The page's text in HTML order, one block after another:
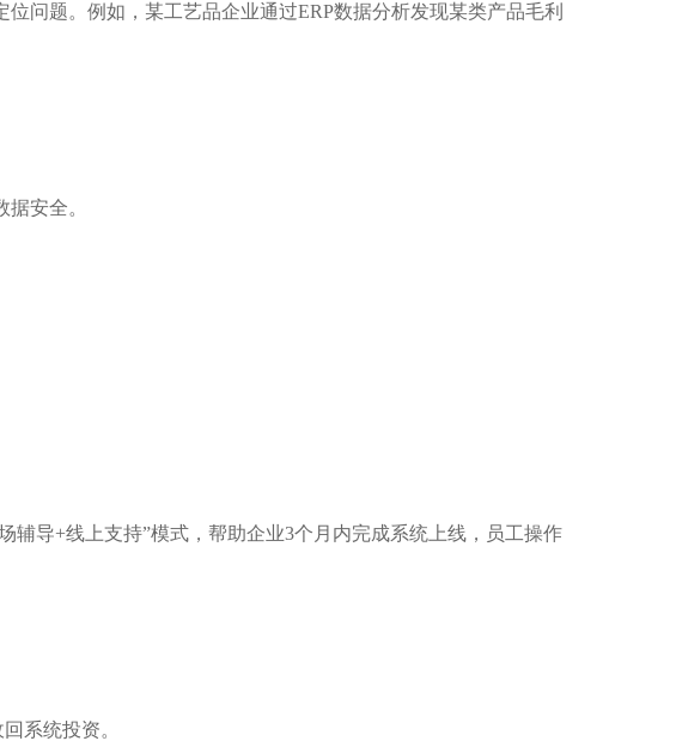
问题。例如，某工艺品企业通过ERP数据分析发现某类产品毛利
安全。
辅导+线上支持”模式，帮助企业3个月内完成系统上线，员工操作
系统投资。